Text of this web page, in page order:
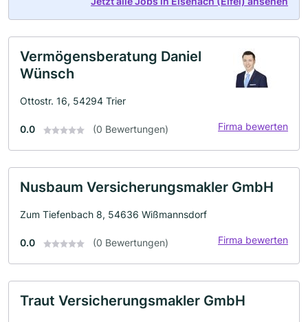
Vermögensberatung Daniel
Wünsch
Ottostr. 16, 54294 Trier
0.0 (0 Bewertungen) Firma bewerten
Nusbaum Versicherungsmakler GmbH
Zum Tiefenbach 8, 54636 Wißmannsdorf
0.0 (0 Bewertungen) Firma bewerten
Traut Versicherungsmakler GmbH